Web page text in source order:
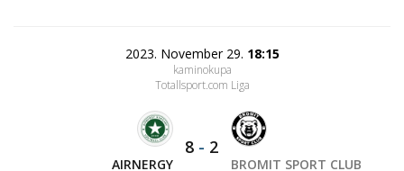
2023. November 29. 18:15
kaminokupa
Totallsport.com Liga
AIRNERGY
8 - 2
BROMIT SPORT CLUB